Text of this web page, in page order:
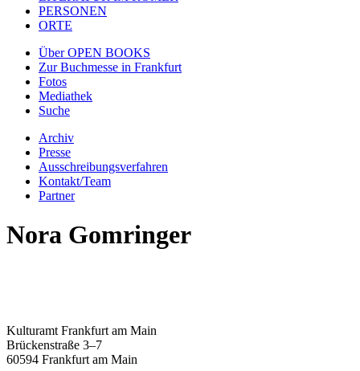
PERSONEN
ORTE
Über OPEN BOOKS
Zur Buchmesse in Frankfurt
Fotos
Mediathek
Suche
Archiv
Presse
Ausschreibungsverfahren
Kontakt/Team
Partner
Nora Gomringer
Kulturamt Frankfurt am Main
Brückenstraße 3–7
60594 Frankfurt am Main